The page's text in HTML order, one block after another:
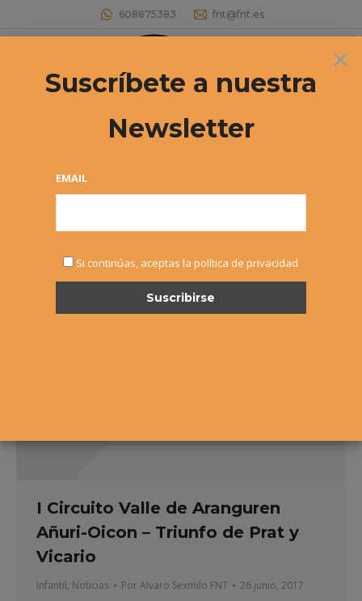
608875383 fnt@fnt.es
Buscar:
Archivos diarios:26 junio, 2017
I Circuito Valle de Aranguren
Añuri-Oicon – Triunfo de Prat y
Vicario
Infantil, Noticias PorAlvaro Sexmilo FNT 26 junio, 2017
×
Suscríbete a nuestra
Newsletter
EMAIL
Si continúas, aceptas la política de privacidad